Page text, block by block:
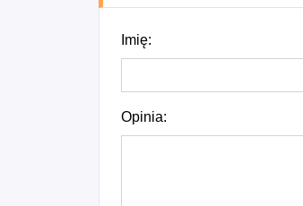
Imię:
Opinia: